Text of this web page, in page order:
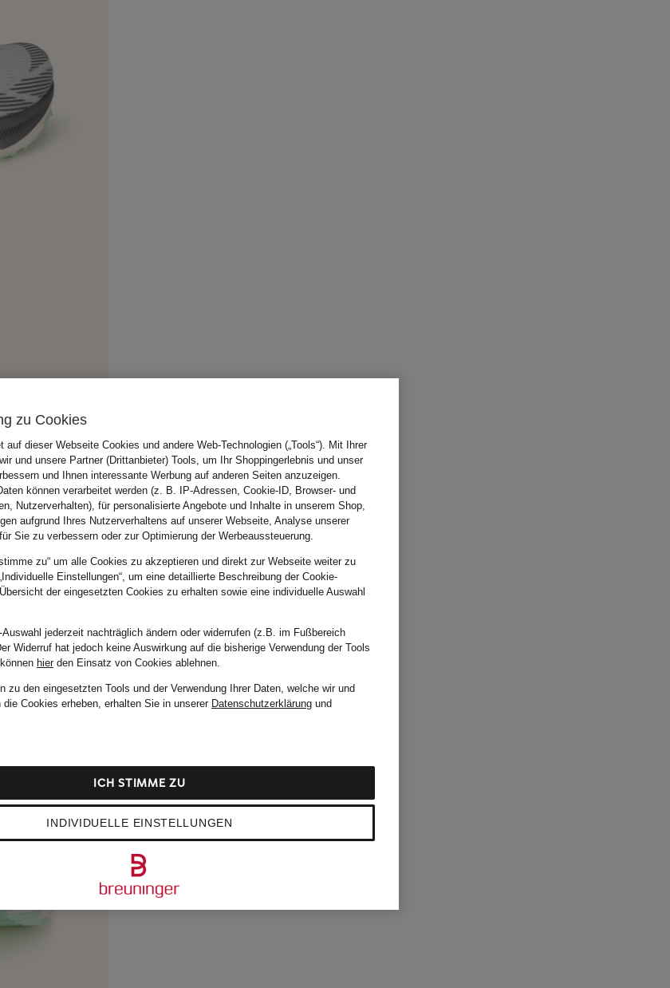
zu Cookies
auf dieser Webseite Cookies und andere Web-Technologien („Tools“). Mit Ihrer
und unsere Partner (Drittanbieter) Tools, um Ihr Shoppingerlebnis und unser
und Ihnen interessante Werbung auf anderen Seiten anzuzeigen.
können verarbeitet werden (z. B. IP-Adressen, Cookie-ID, Browser- und
Nutzerverhalten), für personalisierte Angebote und Inhalte in unserem Shop,
aufgrund Ihres Nutzerverhaltens auf unserer Webseite, Analyse unserer
Sie zu verbessern oder zur Optimierung der Werbeaussteuerung.
zu“ um alle Cookies zu akzeptieren und direkt zur Webseite weiter zu
Einstellungen“, um eine detaillierte Beschreibung der Cookie-
der eingesetzten Cookies zu erhalten sowie eine individuelle Auswahl
jederzeit nachträglich ändern oder widerrufen (z.B. im Fußbereich
Widerruf hat jedoch keine Auswirkung auf die bisherige Verwendung der Tools
hierden Einsatz von Cookies ablehnen.
zu den eingesetzten Tools und der Verwendung Ihrer Daten, welche wir und
die Cookies erheben, erhalten Sie in unserer Datenschutzerklärung und
INDIVIDUELLE EINSTELLUNGEN
ICH STIMME ZU